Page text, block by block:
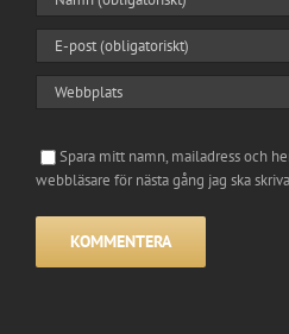
Spara mitt namn, mailadress och
webbläsare för nästa gång jag ska